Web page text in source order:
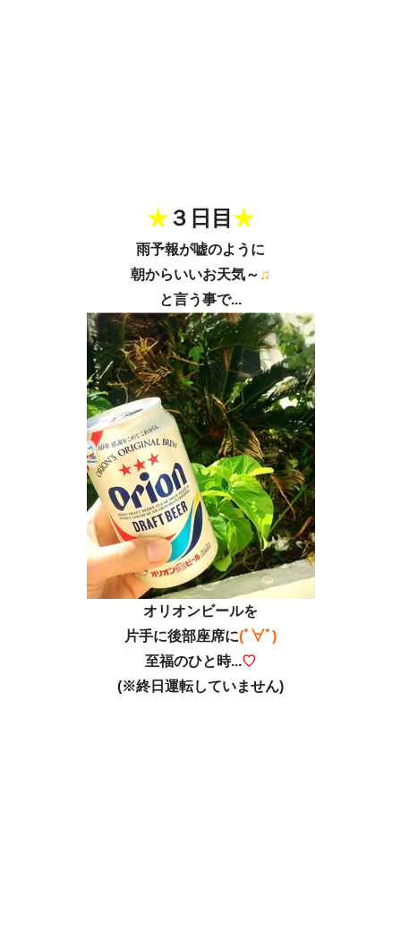
★３日目 ★
雨予報が嘘のように
朝からいいお天気～ ♫
と言う事で...
オリオンビールを
片手に後部座席に(ﾟ∀ﾟ)
至福のひと時...♡
(※終日運転していません)